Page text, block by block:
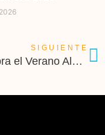
SIGUIENTE
¡Explora el Verano Alac Ooh Perú en todo su esplendor!